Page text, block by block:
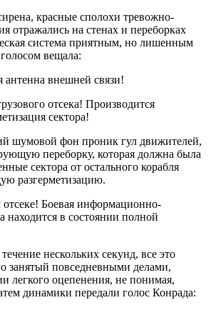
красные сполохи тревожно-
отражались на стенах и переборках
система приятным, но лишенным
вещала:
внешней связи!
отсека! Производится
сектора!
шумовой фон проник гул движителей,
переборку, которая должна была
сектора от остального корабля
разгерметизацию.
Боевая информационно-
находится в состоянии полной
нескольких секунд, все это
занятый повседневными делами,
легкого оцепенения, не понимая,
динамики передали голос Конрада: